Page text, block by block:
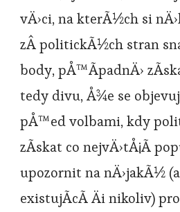
vÄ›ci, na kterÃ½ch si
zÂ politickÃ½ch stran
body, pÅ™Ã­padnÄ›
tedy divu, Å¾e se
pÅ™ed volbami, kdy
zÃ­skat co nejvÄ›tÅ¡Ã­
upozornit na nÄ›jakÃ½
existujÃ­cÃ­ Äi nikoliv)